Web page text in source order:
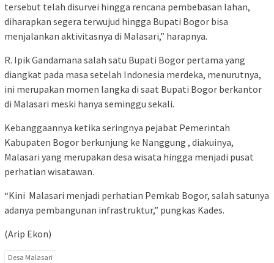
tersebut telah disurvei hingga rencana pembebasan lahan,
diharapkan segera terwujud hingga Bupati Bogor bisa
menjalankan aktivitasnya di Malasari,” harapnya.
R. Ipik Gandamana salah satu Bupati Bogor pertama yang
diangkat pada masa setelah Indonesia merdeka, menurutnya,
ini merupakan momen langka di saat Bupati Bogor berkantor
di Malasari meski hanya seminggu sekali.
Kebanggaannya ketika seringnya pejabat Pemerintah
Kabupaten Bogor berkunjung ke Nanggung , diakuinya,
Malasari yang merupakan desa wisata hingga menjadi pusat
perhatian wisatawan.
“Kini Malasari menjadi perhatian Pemkab Bogor, salah satunya
adanya pembangunan infrastruktur,” pungkas Kades.
(Arip Ekon)
Desa Malasari